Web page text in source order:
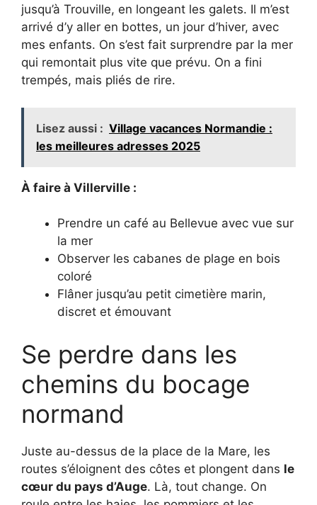
jusqu’à Trouville, en longeant les galets. Il m’est
arrivé d’y aller en bottes, un jour d’hiver, avec
mes enfants. On s’est fait surprendre par la mer
qui remontait plus vite que prévu. On a fini
trempés, mais pliés de rire.
Lisez aussi : Village vacances Normandie :
les meilleures adresses 2025
À faire à Villerville :
Prendre un café au Bellevue avec vue sur
la mer
Observer les cabanes de plage en bois
coloré
Flâner jusqu’au petit cimetière marin,
discret et émouvant
Se perdre dans les
chemins du bocage
normand
Juste au-dessus de la place de la Mare, les
routes s’éloignent des côtes et plongent dans le
cœur du pays d’Auge. Là, tout change. On